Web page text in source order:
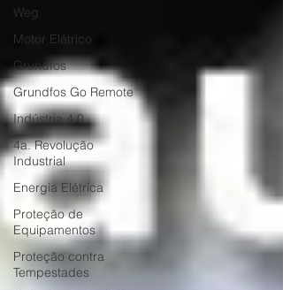
Weg
Motor Elétrico
Grundfos
Grundfos Go Remote
Indústria 4.0
4a. Revolução
Industrial
Energia Elétrica
Proteção de
Equipamentos
Proteção contra
Tempestades